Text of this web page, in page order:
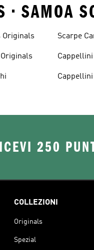
• SAMOA
Originals Scarpe
250
COLLEZIONI
Originals
Spezial